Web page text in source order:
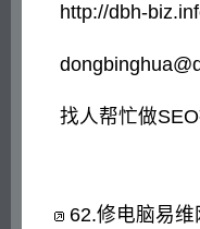
http://dbh-
找人帮忙做
62.修电脑易维